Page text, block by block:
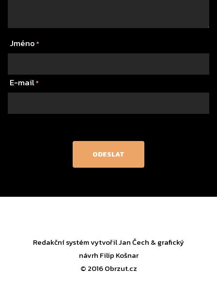
Jméno*
E-mail*
Redakční systém vytvořilJan Čech & grafický
návrh Filip Košnar
© 2016 Obrzut.cz